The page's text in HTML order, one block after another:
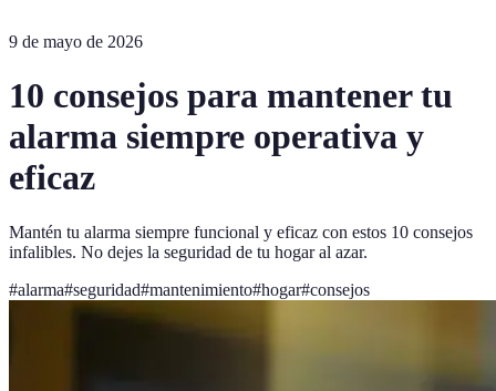
9 de mayo de 2026
10 consejos para mantener tu
alarma siempre operativa y
eficaz
Mantén tu alarma siempre funcional y eficaz con estos 10 consejos
infalibles. No dejes la seguridad de tu hogar al azar.
#alarma#seguridad#mantenimiento#hogar#consejos